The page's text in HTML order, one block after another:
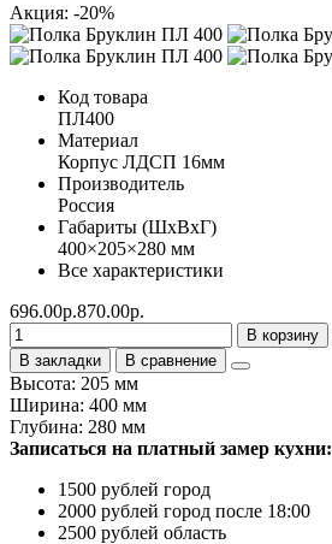
Акция: -20%
Код товара
ПЛ400
Материал
Корпус ЛДСП 16мм
Производитель
Россия
Габариты (ШхВхГ)
400×205×280 мм
Все характеристики
696.00р.870.00р.
В корзину
В закладки
В сравнение
Высота: 205 мм
Ширина: 400 мм
Глубина: 280 мм
Записаться на платный замер кухни:
1500 рублей город
2000 рублей город после 18:00
2500 рублей область